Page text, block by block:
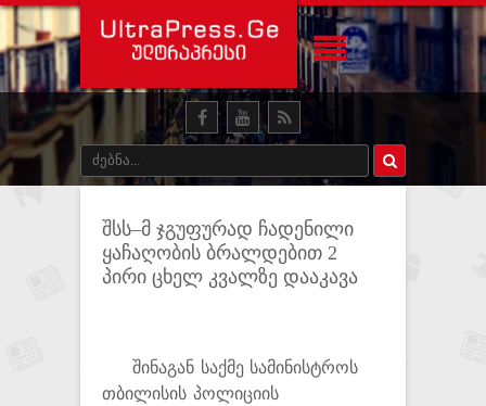
შსს–მ ჯგუფურად ჩადენილი
ყაჩაღობის ბრალდებით 2
პირი ცხელ კვალზე დააკავა
შინაგან საქმე სამინისტროს
თბილისის პოლიციის